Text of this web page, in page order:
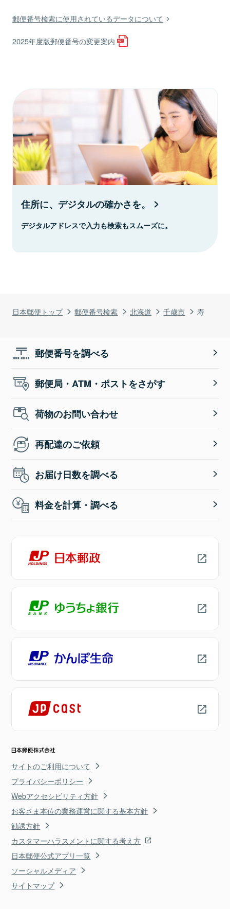
日本郵便トップ 郵便番号検索 北海道 千歳市 寿
郵便番号検索に使用されているデータについて
2025年度版郵便番号の変更案内
住所に、デジタルの確かさを。
デジタルアドレスで入力も検索もスムーズに。
郵便番号を調べる
郵便局・ATM・ポストをさがす
荷物のお問い合わせ
再配達のご依頼
お届け日数を調べる
料金を計算・調べる
サイトのご利用について
プライバシーポリシー
Webアクセシビリティ方針
お客さま本位の業務運営に関する基本方針
勧誘方針
カスタマーハラスメントに関する考え方
日本郵便公式アプリ一覧
ソーシャルメディア
サイトマップ